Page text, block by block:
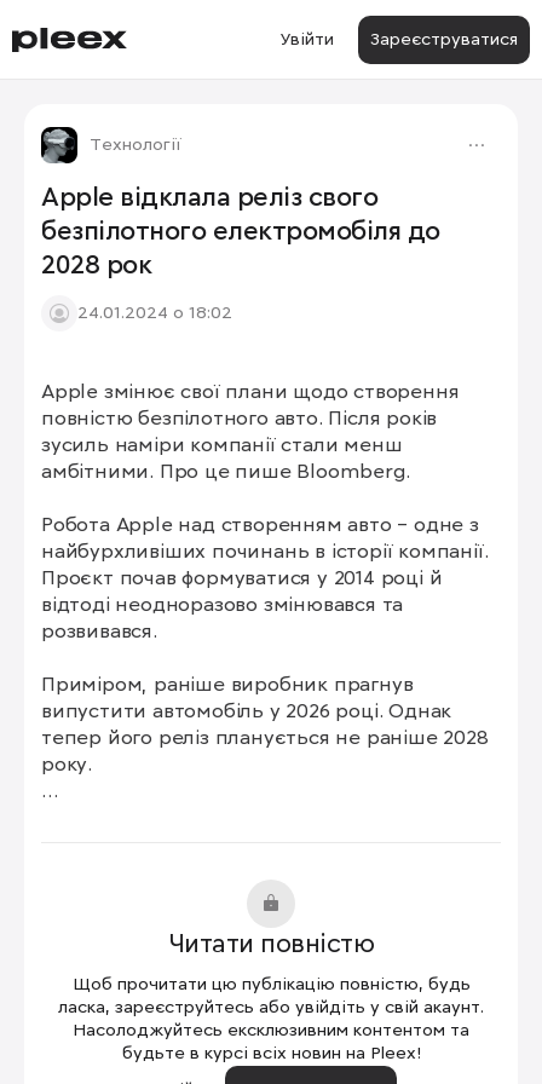
Увійти Зареєструватися
Технології
Apple відклала реліз свого
безпілотного електромобіля до
2028 рок
24.01.2024 о 18:02
Apple змінює свої плани щодо створення
повністю безпілотного авто. Після років
зусиль наміри компанії стали менш
амбітними. Про це пише Bloomberg.
Робота Apple над створенням авто – одне з
найбурхливіших починань в історії компанії.
Проєкт почав формуватися у 2014 році й
відтоді неодноразово змінювався та
розвивався.
Приміром, раніше виробник прагнув
випустити автомобіль у 2026 році. Однак
тепер його реліз планується не раніше 2028
року.
що автомобіль може самостійно
З часом технологічний гігант змінив плани та
почав орієнтуватися на створення авто з
технологією рівня 4. У такому випадку
Читати повністю
Щоб прочитати цю публікацію повністю, будь
ласка, зареєструйтесь або увійдіть у свій акаунт.
Насолоджуйтесь ексклюзивним контентом та
будьте в курсі всіх новин на Pleex!